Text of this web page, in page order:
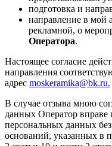
подготовка и
направление в мой
рекламной, о
Оператора.
Настоящее согласие
направления
адрес moskeramika@bk.ru.
В случае отзыва мною
данных Оператор вправе
персональных данных
оснований, указанных в